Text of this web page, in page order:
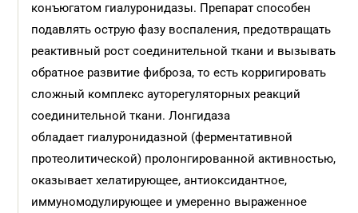
конъюгатом гиалуронидазы. Препарат способен
подавлять острую фазу воспаления, предотвращать
реактивный рост соединительной ткани и вызывать
обратное развитие фиброза, то есть корригировать
сложный комплекс ауторегуляторных реакций
соединительной ткани. Лонгидаза
обладает гиалуронидазной (ферментативной
протеолитической) пролонгированной активностью,
оказывает хелатирующее, антиоксидантное,
иммуномодулирующее и умеренно выраженное